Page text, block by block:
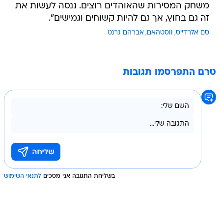
משחק המסירות שהאוהדים רוצים. ננסה לעשות את
זה גם בחוץ, אך גם להיות קשוחים וגמישים".
סם אלרדייס ווסטהאם אברהם גרנט
טרם התפרסמו תגובות
בשליחת התגובה אני מסכים לתנאי השימוש